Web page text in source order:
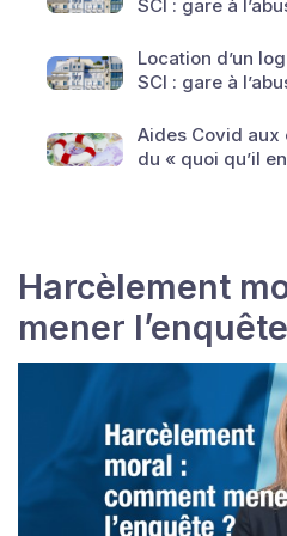
SCI : gare à
Location d’un
SCI : gare à
Aides Covid aux
du « quoi qu’il
Harcèlement
mener